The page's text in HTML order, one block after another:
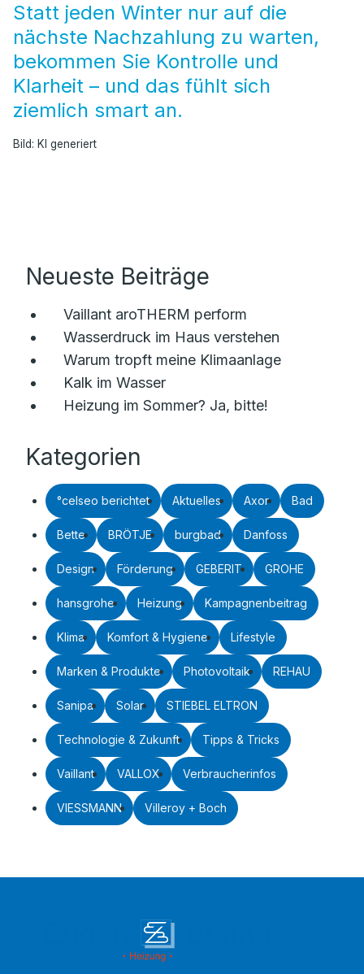
Statt jeden Winter nur auf die
nächste Nachzahlung zu warten,
bekommen Sie Kontrolle und
Klarheit – und das fühlt sich
ziemlich smart an.
Bild: KI generiert
Neueste Beiträge
Vaillant aroTHERM perform
Wasserdruck im Haus verstehen
Warum tropft meine Klimaanlage
Kalk im Wasser
Heizung im Sommer? Ja, bitte!
Kategorien
°celseo berichtet Aktuelles Axor Bad
Bette BRÖTJE burgbad Danfoss
Design Förderung GEBERIT GROHE
hansgrohe Heizung Kampagnenbeitrag
Klima Komfort & Hygiene Lifestyle
Marken & Produkte Photovoltaik REHAU
Sanipa Solar STIEBEL ELTRON
Technologie & Zukunft Tipps & Tricks
Vaillant VALLOX Verbraucherinfos
VIESSMANN Villeroy + Boch